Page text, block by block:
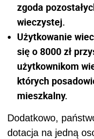
zgoda
wieczystej.
Użytkowanie
się o 8000 zł
użytkownikom
których
mieszkalny.
Dodatkowo,
dotacja na jedną